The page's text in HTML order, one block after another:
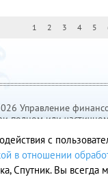
1 2 3 4 5
Управление
полном или
Политика
с
в отношении
Спутник. Вы